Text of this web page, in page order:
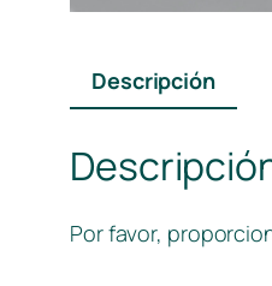
Descripción
Por favor,